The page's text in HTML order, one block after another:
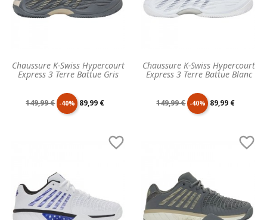
Chaussure K-Swiss Hypercourt
Express 3 Terre Battue Gris
Prix
149,99 € -40% Prix
89,99 €
Chaussure K-Swiss Hypercourt
Express 3 Terre Battue Blanc
Prix
149,99 € -40% Prix
89,99 €
 